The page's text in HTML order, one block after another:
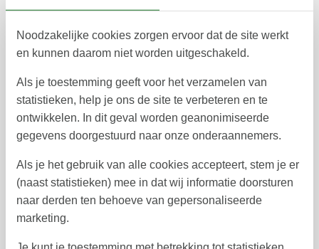
augustus 2026
ma di vr za zo
31 1
32 3 4 5 6 7 8
33 10 11 12 13 14 15
17 18 19 20 21
35 24 25 26 27 28 29 30
36
31
ma di wo do vr za zo
Noodzakelijke cookies zorgen ervoor dat de site werkt
en kunnen daarom niet worden uitgeschakeld.
Als je toestemming geeft voor het verzamelen van
statistieken, help je ons de site te verbeteren en te
ontwikkelen. In dit geval worden geanonimiseerde
gegevens doorgestuurd naar onze onderaannemers.
Als je het gebruik van alle cookies accepteert, stem je er
(naast statistieken) mee in dat wij informatie doorsturen
naar derden ten behoeve van gepersonaliseerde
marketing.